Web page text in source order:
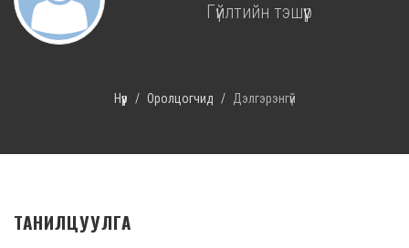
Гүйлтийн тэшүүр
Нүүр Оролцогчид Дэлгэрэнгүй
ТАНИЛЦУУЛГА